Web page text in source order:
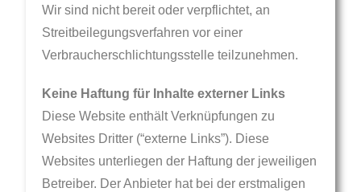
Wir sind nicht bereit oder verpflichtet, an
Streitbeilegungsverfahren vor einer
Verbraucherschlichtungsstelle teilzunehmen.
Keine Haftung für Inhalte externer Links
Diese Website enthält Verknüpfungen zu
Websites Dritter (“externe Links”). Diese
Websites unterliegen der Haftung der jeweiligen
Betreiber. Der Anbieter hat bei der erstmaligen